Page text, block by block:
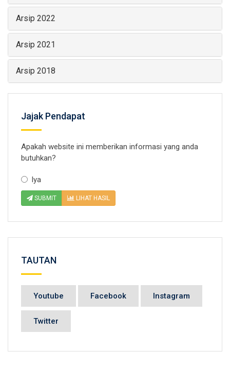
Arsip 2022
Arsip 2021
Arsip 2018
Jajak Pendapat
Apakah website ini memberikan informasi yang anda
butuhkan?
Iya
SUBMIT LIHAT HASIL
TAUTAN
Youtube Facebook Instagram
Twitter